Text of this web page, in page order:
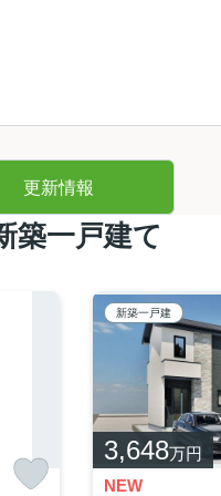
願いしております。
とうございます！
ようになりました。
更新情報
築一戸建て
新築一戸建
3,648万円
NEW